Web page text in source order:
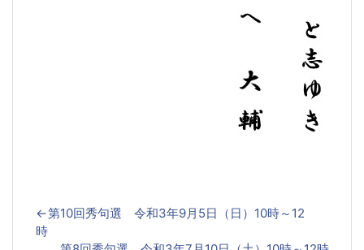
←第10回秀句選 令和3年9月5日（日）10時～12
時